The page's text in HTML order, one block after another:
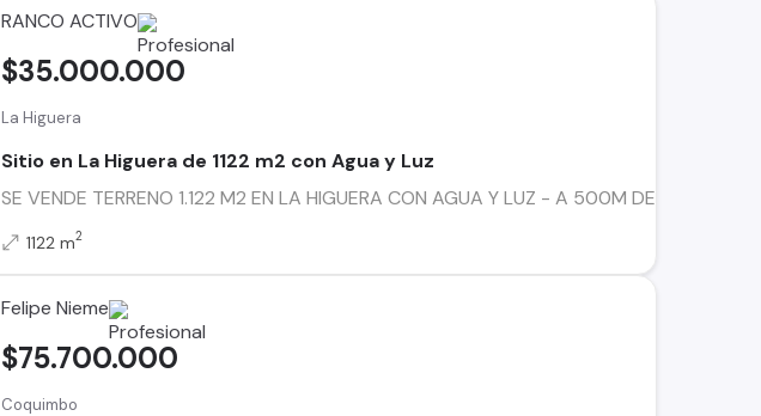
RANCO ACTIVO
La Higuera
Sitio en La Higuera de 1122 m2 con Agua y Luz
SE VENDE TERRENO 1.122 M2 EN LA HIGUERA CON AGUA Y LUZ - A 500M DE LA
$35.000.000
1122 m2
Felipe Nieme
Coquimbo
$75.700.000